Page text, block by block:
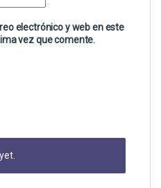
electrónico y web en este
vez que comente.